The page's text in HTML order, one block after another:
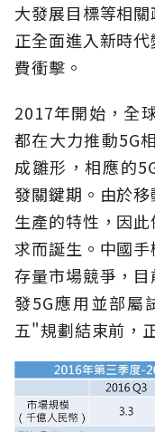
大發展目標等相
正全面進入新時
費衝擊。
2017年開始，全
都在大力推動5G
成雛形，相應的
發關鍵期。由於
生產的特性，因
求而誕生。中國
存量市場競爭，
發5G應用並部屬
五"規劃結束前，